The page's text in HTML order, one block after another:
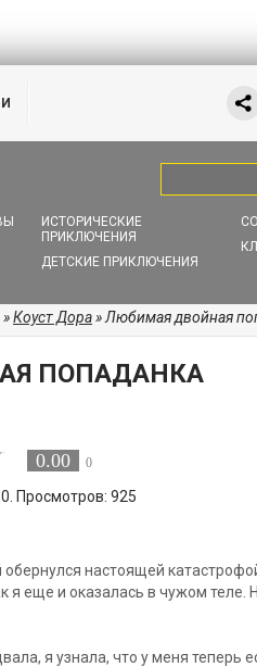
ИСТОРИЧЕСКИЕ
ПРИКЛЮЧЕНИЯ
ДЕТСКИЕ ПРИКЛЮЧЕНИЯ
»Коуст Дора» Любимая двойная
ПОПАДАНКА
0.00 0
Просмотров: 925
обернулся настоящей
я еще и оказалась в чужом теле.
я узнала, что у меня теперь